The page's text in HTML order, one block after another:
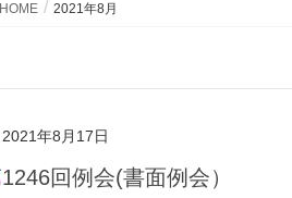
HOME 2021年8月
2021年8月17日
第1246回例会(書面例会）